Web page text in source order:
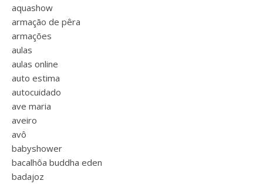
aquashow
armação de pêra
armações
aulas
aulas online
auto estima
autocuidado
ave maria
aveiro
avô
babyshower
bacalhôa buddha eden
badajoz